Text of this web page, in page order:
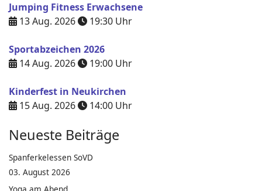
Jumping Fitness Erwachsene
13 Aug. 2026
19:30 Uhr
Sportabzeichen 2026
14 Aug. 2026
19:00 Uhr
Kinderfest in Neukirchen
15 Aug. 2026
14:00 Uhr
Neueste Beiträge
Spanferkelessen SoVD
03. August 2026